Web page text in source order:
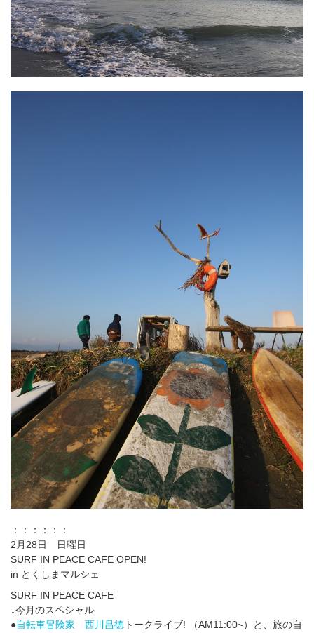
：：：：：：
2月28日 日曜日
SURF IN PEACE CAFE OPEN!
in とくしまマルシェ
SURF IN PEACE CAFE
↓今月のスペシャル
●自転車冒険家 西川昌徳 トークライブ! （AM11:00~）と、旅の自